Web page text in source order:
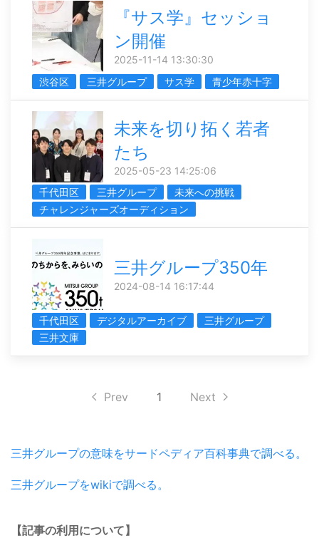
『サス学』セッショ
ン開催
2025-11-14 13:30:30
渋谷区
三井グループ サス学 青少年赤十字
未来を切り拓く若者
たち
2025-05-23 14:25:06
千代田区
三井グループ
未来への挑戦
チャレンジャーズオーディション
三井グループ350年
2024-08-14 16:17:44
千代田区 デジタルアーカイブ
三井グループ
三井文庫
Prev 1 Next
三井グループの意味をサードペディア百科事典で調べる。
三井グループをwikiで調べる。
【記事の利用について】